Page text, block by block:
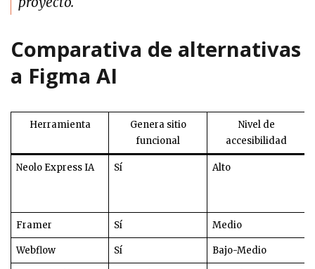
Comparativa de alternativas
a Figma AI
Herramienta
Genera sitio
funcional
Nivel de
accesibilidad
Neolo Express IA Sí Alto
Framer Sí Medio
Webflow Sí Bajo-Medio